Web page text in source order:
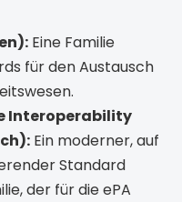
Eine Familie
für den Austausch
Interoperability
Ein moderner, auf
Standard
der für die ePA